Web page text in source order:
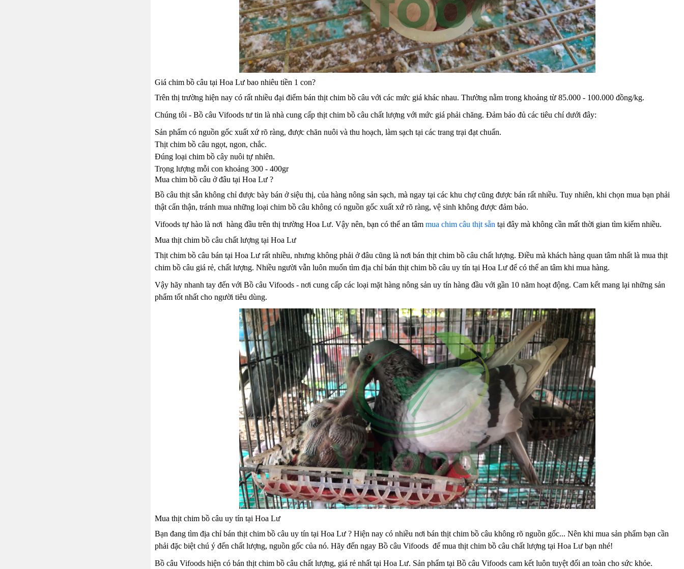
Giá chim bồ câu tại Hoa Lư bao nhiêu tiền 1 con?
Trên thị trường hiện nay có rất nhiều đại điểm bán thịt chim bồ câu với các mức giá khác nhau. Thường nằm trong khoảng từ 85.000 - 100.000 đồng/kg.
Chúng tôi - Bồ câu Vifoods tư tin là nhà cung cấp thịt chim bồ câu chất lượng với mức giá phải chăng. Đảm bảo đủ các tiêu chí dưới đây:
Sản phẩm có nguồn gốc xuất xứ rõ ràng, được chăn nuôi và thu hoạch, làm sạch tại các trang trại đạt chuẩn.
Thịt chim bồ câu ngọt, ngon, chắc.
Đúng loại chim bồ cây nuôi tự nhiên.
Trọng lượng mỗi con khoảng 300 - 400gr
Mua chim bồ câu ở đâu tại Hoa Lư ?
Bồ câu thịt sẵn không chỉ được bày bán ở siệu thị, của hàng nông sản sạch, mà ngay tại các khu chợ cũng được bán rất nhiều. Tuy nhiên, khi chọn mua bạn phải
thật cẩn thận, tránh mua những loại chim bồ câu không có nguồn gốc xuất xứ rõ ràng, vệ sinh không được đảm bảo.
Vifoods tự hào là nơi hàng đầu trên thị trường Hoa Lư. Vậy nên, bạn có thể an tâm mua chim câu thịt sẵn tại đây mà không cần mất thời gian tìm kiếm nhiều.
Mua thịt chim bồ câu chất lượng tại Hoa Lư
Thịt chim bồ câu bán tại Hoa Lư rất nhiều, nhưng không phải ở đâu cũng là nơi bán thịt chim bồ câu chất lượng. Điều mà khách hàng quan tâm nhất là mua thịt
chim bồ câu giá rẻ, chất lượng. Nhiều người vẫn luôn muốn tìm địa chỉ bán thịt chim bồ câu uy tín tại Hoa Lư để có thể an tâm khi mua hàng.
Vậy hãy nhanh tay đến với Bồ câu Vifoods - nơi cung cấp các loại mặt hàng nông sản uy tín hàng đầu với gần 10 năm hoạt động. Cam kết mang lại những sản
phẩm tốt nhất cho người tiêu dùng.
Mua thịt chim bồ câu uy tín tại Hoa Lư
Bạn đang tìm địa chỉ bán thịt chim bồ câu uy tín tại Hoa Lư ? Hiện nay có nhiều nơi bán thịt chim bồ câu không rõ nguồn gốc... Nên khi mua sản phẩm bạn cần
phải đặc biệt chú ý đến chất lượng, nguồn gốc của nó. Hãy đến ngay Bồ câu Vifoods để mua thịt chim bồ câu chất lượng tại Hoa Lư bạn nhé!
Bồ câu Vifoods hiện có bán thịt chim bồ câu chất lượng, giá rẻ nhất tại Hoa Lư. Sản phẩm tại Bồ câu Vifoods cam kết luôn tuyệt đối an toàn cho sức khỏe.